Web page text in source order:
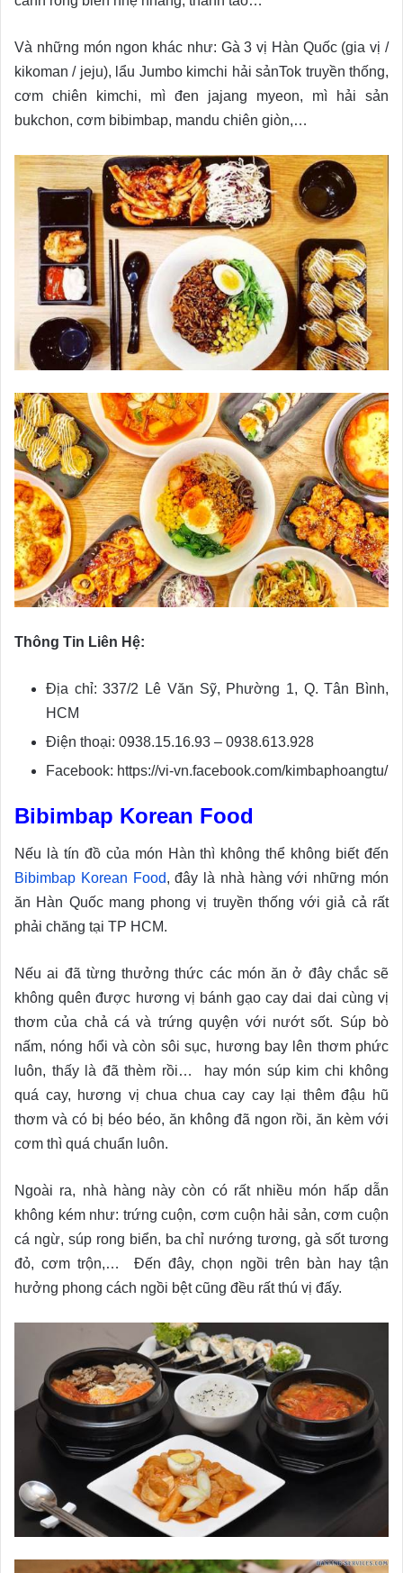
Và những món ngon khác như: Gà 3 vị Hàn Quốc (gia vị /
kikoman / jeju), lẩu Jumbo kimchi hải sảnTok truyền thống,
cơm chiên kimchi, mì đen jajang myeon, mì hải sản
bukchon, cơm bibimbap, mandu chiên giòn,…
Thông Tin Liên Hệ:
Địa chỉ: 337/2 Lê Văn Sỹ, Phường 1, Q. Tân Bình,
HCM
Điện thoại: 0938.15.16.93 – 0938.613.928
Facebook: https://vi-vn.facebook.com/kimbaphoangtu/
Bibimbap Korean Food
Nếu là tín đồ của món Hàn thì không thể không biết đến
Bibimbap Korean Food, đây là nhà hàng với những món
ăn Hàn Quốc mang phong vị truyền thống với giả cả rất
phải chăng tại TP HCM.
Nếu ai đã từng thưởng thức các món ăn ở đây chắc sẽ
không quên được hương vị bánh gạo cay dai dai cùng vị
thơm của chả cá và trứng quyện với nướt sốt. Súp bò
nấm, nóng hổi và còn sôi sục, hương bay lên thơm phức
luôn, thấy là đã thèm rồi… hay món súp kim chi không
quá cay, hương vị chua chua cay cay lại thêm đậu hũ
thơm và có bị béo béo, ăn không đã ngon rồi, ăn kèm với
cơm thì quá chuẩn luôn.
Ngoài ra, nhà hàng này còn có rất nhiều món hấp dẫn
không kém như: trứng cuộn, cơm cuộn hải sản, cơm cuộn
cá ngừ, súp rong biển, ba chỉ nướng tương, gà sốt tương
đỏ, cơm trộn,… Đến đây, chọn ngồi trên bàn hay tận
hưởng phong cách ngồi bệt cũng đều rất thú vị đấy.